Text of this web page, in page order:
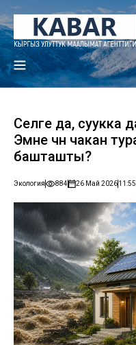
Селге да, суукка
Эмне үчүн чакан
башташты?
Экология 884 26 Май 202611:55